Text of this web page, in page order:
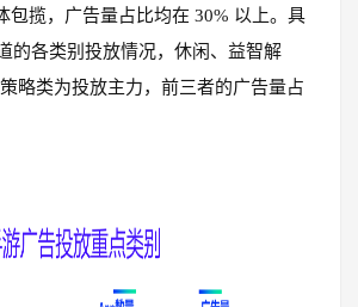
包揽，广告量占比均在 30% 以上。具
的各类别投放情况，休闲、益智解
略类为投放主力，前三者的广告量占